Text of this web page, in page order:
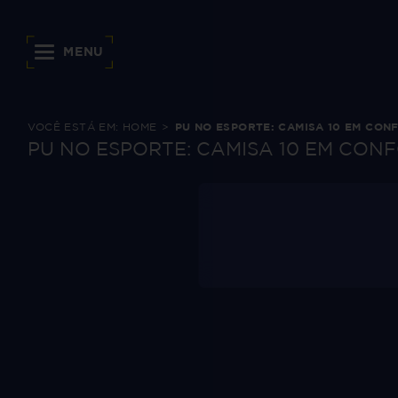
MENU
VOCÊ ESTÁ EM: HOME PU NO ESPORTE: CAMISA 10 EM
PU NO ESPORTE: CAMISA 10 EM